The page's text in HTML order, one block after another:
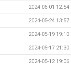
2024-06-01 12:54
2024-05-24 13:57
2024-05-19 19:10
2024-05-17 21:30
2024-05-12 19:06